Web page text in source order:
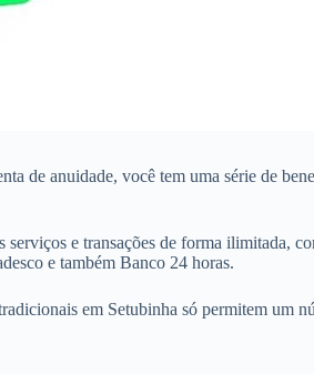
de anuidade, você tem uma série de
e transações de forma ilimitada,
e também Banco 24 horas.
em Setubinha só permitem um